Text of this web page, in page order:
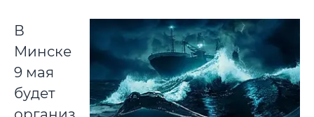
В
Минске
9 мая
будет